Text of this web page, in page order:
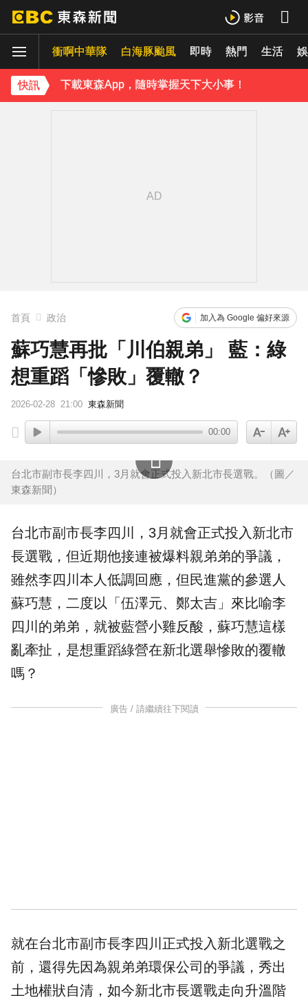
衝啊中華隊 白海豚颱風 即時 熱門 生活
快訊
下載東森App，隨時掌握天下大小事！
《理財達人秀》X 安聯投信免費講座報名中！搶先卡位 2027
下載東森App，隨時掌握天下大小事！
首頁 政治 加入為 Google 偏好來源
蘇巧慧再批「川伯親弟」 藍：綠
想重蹈「慘敗」覆轍？
2026-02-28 21:00 東森新聞
00:00
台北市副市長李四川，3月就會正式投入新北市長選戰。（圖／
東森新聞）
台北市副 市長李四川 ，3月就會正式投入 新北市
長選戰，但近期他接連被爆料親弟弟的爭議，
雖然李四川本人低調回應，但民進黨的參選人
蘇巧慧 ，二度以「伍澤元、鄭太吉」來比喻李
四川的弟弟，就被藍營小雞反酸，蘇巧慧這樣
亂牽扯，是想重蹈綠營在新北選舉慘敗的覆轍
嗎？
廣告 / 請繼續往下閱讀
就在台北市副市長李四川正式投入新北選戰之
前，還得先因為親弟弟環保公司的爭議，秀出
土地權狀自清，如今新北市長選戰走向升溫階